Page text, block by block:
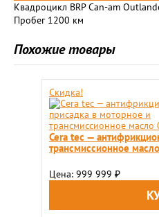
Квадроцикл BRP Сan-am
Пробег 1200 км
Похожие товары
Скидка!
Cera tec —
трансмиссионное
Цена: 999 999 ₽